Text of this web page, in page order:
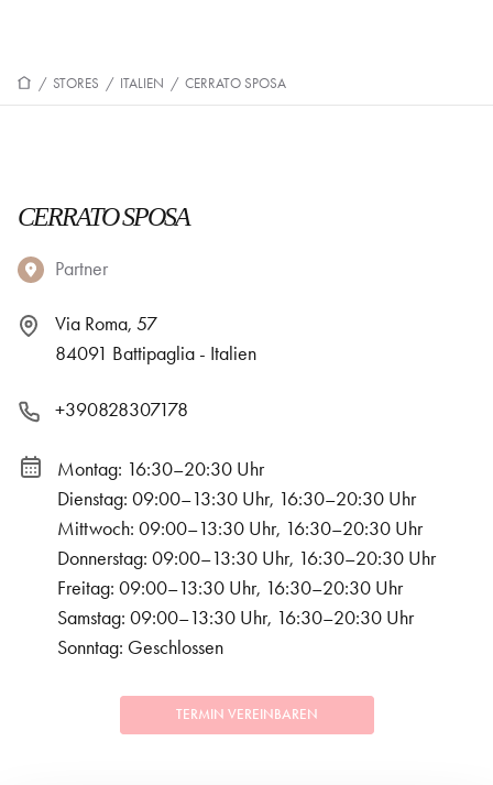
/ STORES / ITALIEN / CERRATO SPOSA
CERRATO SPOSA
Partner
Via Roma, 57
84091 Battipaglia - Italien
+390828307178
Montag: 16:30–20:30 Uhr
Dienstag: 09:00–13:30 Uhr, 16:30–20:30 Uhr
Mittwoch: 09:00–13:30 Uhr, 16:30–20:30 Uhr
Donnerstag: 09:00–13:30 Uhr, 16:30–20:30 Uhr
Freitag: 09:00–13:30 Uhr, 16:30–20:30 Uhr
Samstag: 09:00–13:30 Uhr, 16:30–20:30 Uhr
Sonntag: Geschlossen
TERMIN VEREINBAREN